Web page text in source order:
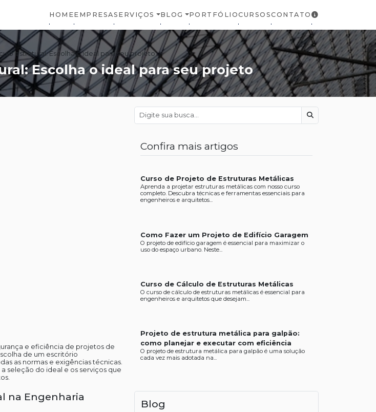
HOMEEMPRESASERVIÇOS BLOG PORTFÓLIOCURSOSCONTATO
estrutural: Escolha o ideal para seu projeto
Escolha o ideal para seu projeto
e eficiência de projetos de
de um escritório
as normas e exigências técnicas.
seleção do ideal e os serviços que
na Engenharia
Buscar
Confira mais artigos
Curso de Projeto de Estruturas Metálicas
Aprenda a projetar estruturas metálicas com nosso curso
completo. Descubra técnicas e ferramentas essenciais para
engenheiros e arquitetos...
Como Fazer um Projeto de Edifício Garagem
O projeto de edifício garagem é essencial para maximizar o
uso do espaço urbano. Neste...
Curso de Cálculo de Estruturas Metálicas
O curso de cálculo de estruturas metálicas é essencial para
engenheiros e arquitetos que desejam...
Projeto de estrutura metálica para galpão:
como planejar e executar com eficiência
O projeto de estrutura metálica para galpão é uma solução
cada vez mais adotada na...
Blog